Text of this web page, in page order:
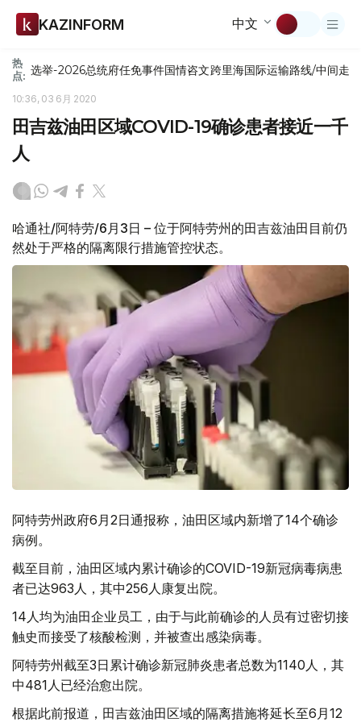
KAZINFORM 中文
热
点: 选举-2026总统府任免事件国情咨文跨里海国际运输路线/中间走廊
10:36, 03 6月 2020
田吉兹油田区域COVID-19确诊患者接近一千
人
哈通社/阿特劳/6月3日 – 位于阿特劳州的田吉兹油田目前仍
然处于严格的隔离限行措施管控状态。
阿特劳州政府6月2日通报称，油田区域内新增了14个确诊
病例。
截至目前，油田区域内累计确诊的COVID-19新冠病毒病患
者已达963人，其中256人康复出院。
14人均为油田企业员工，由于与此前确诊的人员有过密切接
触史而接受了核酸检测，并被查出感染病毒。
阿特劳州截至3日累计确诊新冠肺炎患者总数为1140人，其
中481人已经治愈出院。
根据此前报道，田吉兹油田区域的隔离措施将延长至6月12